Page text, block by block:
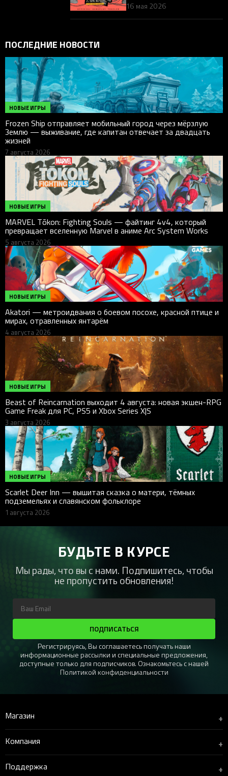
16 мая 2026
ПОСЛЕДНИЕ НОВОСТИ
НОВЫЕ ИГРЫ
Frozen Ship отправляет мобильный город через мёрзлую
Землю — выживание, где капитан отвечает за двадцать
жизней
7 августа 2026
НОВЫЕ ИГРЫ
MARVEL Tōkon: Fighting Souls — файтинг 4v4, который
превращает вселенную Marvel в аниме Arc System Works
5 августа 2026
НОВЫЕ ИГРЫ
Akatori — метроидвания о боевом посохе, красной птице и
мирах, отравленных янтарём
4 августа 2026
НОВЫЕ ИГРЫ
Beast of Reincarnation выходит 4 августа: новая экшен-RPG
Game Freak для PC, PS5 и Xbox Series X|S
3 августа 2026
НОВЫЕ ИГРЫ
Scarlet Deer Inn — вышитая сказка о матери, тёмных
подземельях и славянском фольклоре
1 августа 2026
БУДЬТЕ В КУРСЕ
Мы рады, что вы с нами. Подпишитесь, чтобы
не пропустить обновления!
ПОДПИСАТЬСЯ
Регистрируясь, Вы соглашаетесь получать наши
информационные рассылки и специальные предложения,
доступные только для подписчиков. Ознакомьтесь с нашей
Политикой конфиденциальности
Магазин +
Компания +
Поддержка +